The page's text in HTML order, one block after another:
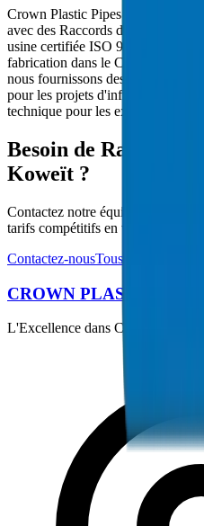
Crown Plastic Pipes
avec des Raccords de Gaine
usine certifiée ISO 9001:2015.
fabrication dans le CCG et 5000+
nous fournissons des solutions
pour les projets d'infrastructure
technique pour les exigences
Besoin de Raccords
Koweït ?
Contactez notre équipe technique
tarifs compétitifs en volume.
Contactez-nousTous les produits
CROWN PLASTIC
L'Excellence dans Chaque Tuyau